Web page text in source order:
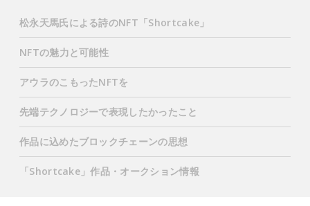
松永天馬氏による詩のNFT「Shortcake」
NFTの魅力と可能性
アウラのこもったNFTを
先端テクノロジーで表現したかったこと
作品に込めたブロックチェーンの思想
「Shortcake」作品・オークション情報